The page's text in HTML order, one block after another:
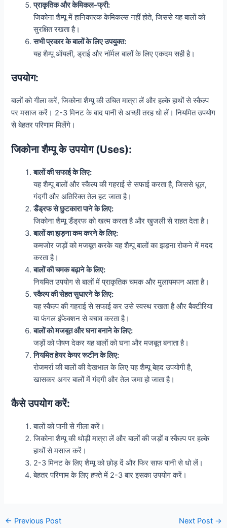
प्राकृतिक और केमिकल-फ्री:
जिकोना शैम्पू में हानिकारक केमिकल्स नहीं होते, जिससे यह बालों को
सुरक्षित रखता है।
सभी प्रकार के बालों के लिए उपयुक्त:
यह शैम्पू ऑयली, ड्राई और नॉर्मल बालों के लिए एकदम सही है।
उपयोग:
बालों को गीला करें, जिकोना शैम्पू की उचित मात्रा लें और हल्के हाथों से स्कैल्प
पर मसाज करें। 2-3 मिनट के बाद पानी से अच्छी तरह धो लें। नियमित उपयोग
से बेहतर परिणाम मिलेंगे।
जिकोना शैम्पू के उपयोग (Uses):
बालों की सफाई के लिए:
यह शैम्पू बालों और स्कैल्प की गहराई से सफाई करता है, जिससे धूल,
गंदगी और अतिरिक्त तेल हट जाता है।
डैंड्रफ से छुटकारा पाने के लिए:
जिकोना शैम्पू डैंड्रफ को खत्म करता है और खुजली से राहत देता है।
बालों का झड़ना कम करने के लिए:
कमजोर जड़ों को मजबूत करके यह शैम्पू बालों का झड़ना रोकने में मदद
करता है।
बालों की चमक बढ़ाने के लिए:
नियमित उपयोग से बालों में प्राकृतिक चमक और मुलायमपन आता है।
स्कैल्प की सेहत सुधारने के लिए:
यह स्कैल्प की गहराई से सफाई कर उसे स्वस्थ रखता है और बैक्टीरिया
या फंगल इंफेक्शन से बचाव करता है।
बालों को मजबूत और घना बनाने के लिए:
जड़ों को पोषण देकर यह बालों को घना और मजबूत बनाता है।
नियमित हेयर केयर रूटीन के लिए:
रोजमर्रा की बालों की देखभाल के लिए यह शैम्पू बेहद उपयोगी है,
खासकर अगर बालों में गंदगी और तेल जमा हो जाता है।
कैसे उपयोग करें:
बालों को पानी से गीला करें।
जिकोना शैम्पू की थोड़ी मात्रा लें और बालों की जड़ों व स्कैल्प पर हल्के
हाथों से मसाज करें।
2-3 मिनट के लिए शैम्पू को छोड़ दें और फिर साफ पानी से धो लें।
बेहतर परिणाम के लिए हफ्ते में 2-3 बार इसका उपयोग करें।
Post
← Previous Post Next Post →